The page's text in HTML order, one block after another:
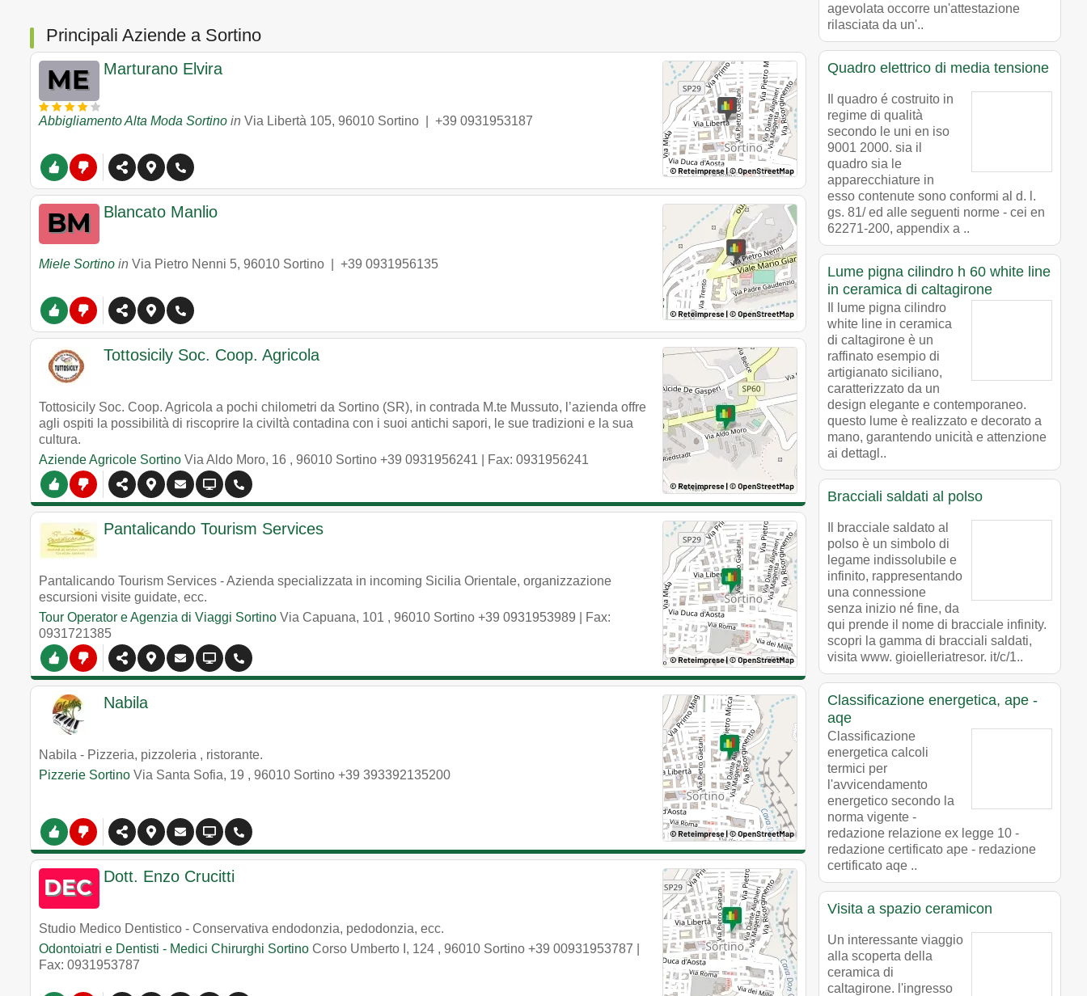
Principali Aziende a Sortino
Marturano Elvira
Abbigliamento Alta Moda Sortino in Via Libertà 105, 96010 Sortino +39 0931953187
Blancato Manlio
Miele Sortino in Via Pietro Nenni 5, 96010 Sortino +39 0931956135
Tottosicily Soc. Coop. Agricola
Tottosicily Soc. Coop. Agricola a pochi chilometri da Sortino (SR), in contrada M.te Mussuto, l’azienda offre
agli ospiti la possibilità di riscoprire la civiltà contadina con i suoi antichi sapori, le sue tradizioni e la sua
cultura.
Aziende Agricole Sortino Via Aldo Moro, 16 , 96010 Sortino +39 0931956241 | Fax: 0931956241
Pantalicando Tourism Services
Pantalicando Tourism Services - Azienda specializzata in incoming Sicilia Orientale, organizzazione
escursioni visite guidate, ecc.
Tour Operator e Agenzia di Viaggi Sortino Via Capuana, 101 , 96010 Sortino +39 0931953989 | Fax:
0931721385
Nabila
Nabila - Pizzeria, pizzoleria , ristorante.
Pizzerie Sortino Via Santa Sofia, 19 , 96010 Sortino +39 393392135200
Dott. Enzo Crucitti
Studio Medico Dentistico - Conservativa endodonzia, pedodonzia, ecc.
Odontoiatri e Dentisti - Medici Chirurghi Sortino Corso Umberto I, 124 , 96010 Sortino +39 00931953787
Fax: 0931953787
agevolata occorre un'attestazione
rilasciata da un'..
Quadro elettrico di media tensione
Il quadro é costruito in
regime di qualità
secondo le uni en iso
9001 2000. sia il
quadro sia le
apparecchiature in
esso contenute sono conformi al d. l.
gs. 81/ ed alle seguenti norme - cei en
62271-200, appendix a ..
Lume pigna cilindro h 60 white line
in ceramica di caltagirone
Il lume pigna cilindro
white line in ceramica
di caltagirone è un
raffinato esempio di
artigianato siciliano,
caratterizzato da un
design elegante e contemporaneo.
questo lume è realizzato e decorato a
mano, garantendo unicità e attenzione
ai dettagl..
Bracciali saldati al polso
Il bracciale saldato al
polso è un simbolo di
legame indissolubile e
infinito, rappresentando
una connessione
senza inizio né fine, da
qui prende il nome di bracciale infinity.
scopri la gamma di bracciali saldati,
visita www. gioielleriatresor. it/c/1..
Classificazione energetica, ape -
aqe
Classificazione
energetica calcoli
termici per
l'avvicendamento
energetico secondo la
norma vigente -
redazione relazione ex legge 10 -
redazione certificato ape - redazione
certificato aqe ..
Visita a spazio ceramicon
Un interessante viaggio
alla scoperta della
ceramica di
caltagirone. l'ingresso